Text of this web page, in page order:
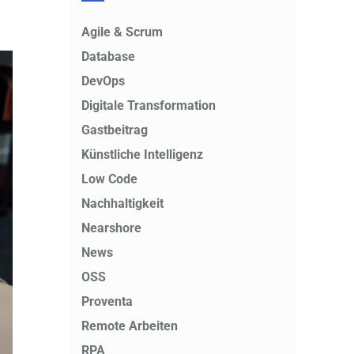
Agile & Scrum
Database
DevOps
Digitale Transformation
Gastbeitrag
Künstliche Intelligenz
Low Code
Nachhaltigkeit
Nearshore
News
OSS
Proventa
Remote Arbeiten
RPA